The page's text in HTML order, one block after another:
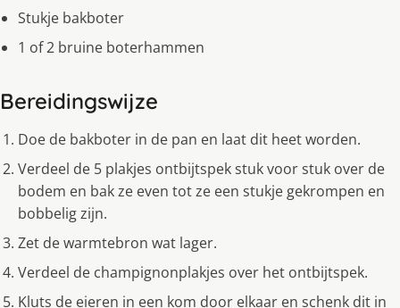
Stukje bakboter
1 of 2 bruine boterhammen
Bereidingswijze
Doe de bakboter in de pan en laat dit heet worden.
Verdeel de 5 plakjes ontbijtspek stuk voor stuk over de
bodem en bak ze even tot ze een stukje gekrompen en
bobbelig zijn.
Zet de warmtebron wat lager.
Verdeel de champignonplakjes over het ontbijtspek.
Kluts de eieren in een kom door elkaar en schenk dit in